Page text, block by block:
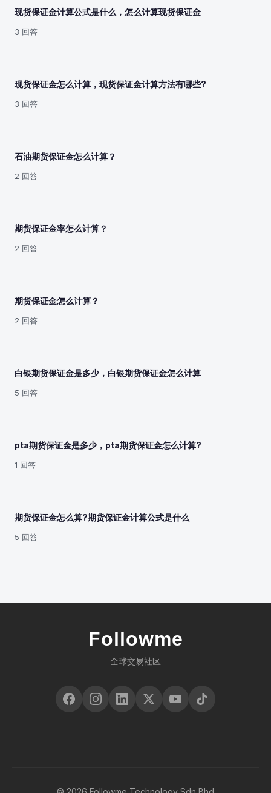
现货保证金计算公式是什么，怎么计算现货保证金
3 回答
现货保证金怎么计算，现货保证金计算方法有哪些?
3 回答
石油期货保证金怎么计算？
2 回答
期货保证金率怎么计算？
2 回答
期货保证金怎么计算？
2 回答
白银期货保证金是多少，白银期货保证金怎么计算
5 回答
pta期货保证金是多少，pta期货保证金怎么计算?
1 回答
期货保证金怎么算?期货保证金计算公式是什么
5 回答
Followme
全球交易社区